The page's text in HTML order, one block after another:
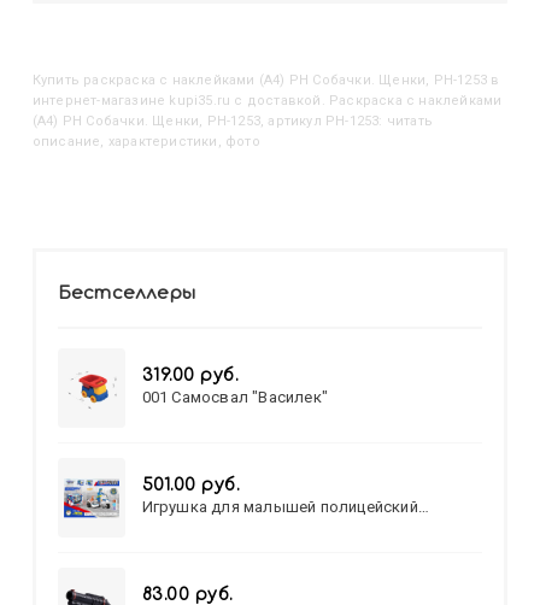
Купить Раскраска с наклейками (А4) РН Собачки. Щенки, РН-1253 в
интернет-магазине kupi35.ru с доставкой. Раскраска с наклейками
(А4) РН Собачки. Щенки, РН-1253, артикул РН-1253: читать
описание, характеристики, фото
Бестселлеры
319.00 руб.
001 Самосвал "Василек"
501.00 руб.
Игрушка для малышей полицейский
83.00 руб.